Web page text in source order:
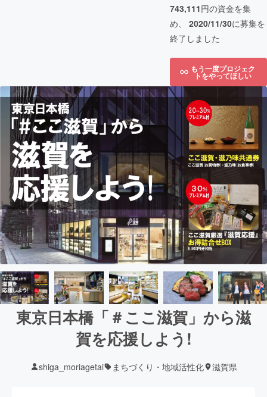
743,111円の資金を集
め、 2020/11/30に募集を
終了しました
もう一度プロジェク
トをやってほしい
東京日本橋「＃ここ滋賀」から滋
賀を応援しよう!
shiga_moriagetai まちづくり・地域活性化 滋賀県